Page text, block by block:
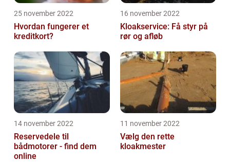
25 november 2022
Hvordan fungerer et
kreditkort?
16 november 2022
Kloakservice: Få styr på
rør og afløb
14 november 2022
Reservedele til
bådmotorer - find dem
online
11 november 2022
Vælg den rette
kloakmester